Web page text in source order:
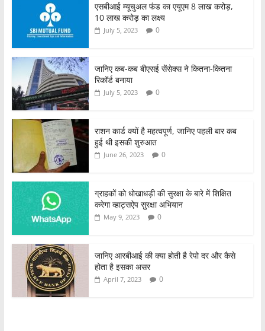
एसबीआई म्यूचुअल फंड का एयूएम 8 लाख करोड़,
10 लाख करोड़ का लक्ष्य
July 5, 2023 0
जानिए कब-कब बीएसई सेंसेक्स ने कितना-कितना
रिकॉर्ड बनाया
July 5, 2023 0
राशन कार्ड क्यों है महत्वपूर्ण, जानिए पहली बार कब
हुई थी इसकी शुरुआत
June 26, 2023 0
ग्राहकों को धोखाधड़ी की सुरक्षा के बारे में शिक्षित
करेगा व्हाट्सऐप सुरक्षा अभियान
May 9, 2023 0
जानिए आरबीआई की क्या होती है रेपो दर और कैसे
होता है इसका असर
April 7, 2023 0